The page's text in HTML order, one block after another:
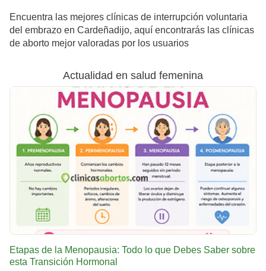
Encuentra las mejores clínicas de interrupción voluntaria
del embrazo en Cardeñadijo, aquí encontrarás las clínicas
de aborto mejor valoradas por los usuarios
Actualidad en salud femenina
Etapas de la Menopausia: Todo lo que Debes Saber sobre
esta Transición Hormonal